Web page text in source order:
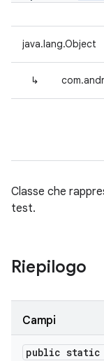
java.lang.Object
↳
Classe che
test.
Riepilogo
Campi
public